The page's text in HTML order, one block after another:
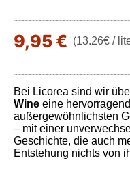
9,95 € (13.26€ /
Bei Licorea sind wir
Wine eine
außergewöhnlichsten
– mit einer
Geschichte, die auch
Entstehung nichts von